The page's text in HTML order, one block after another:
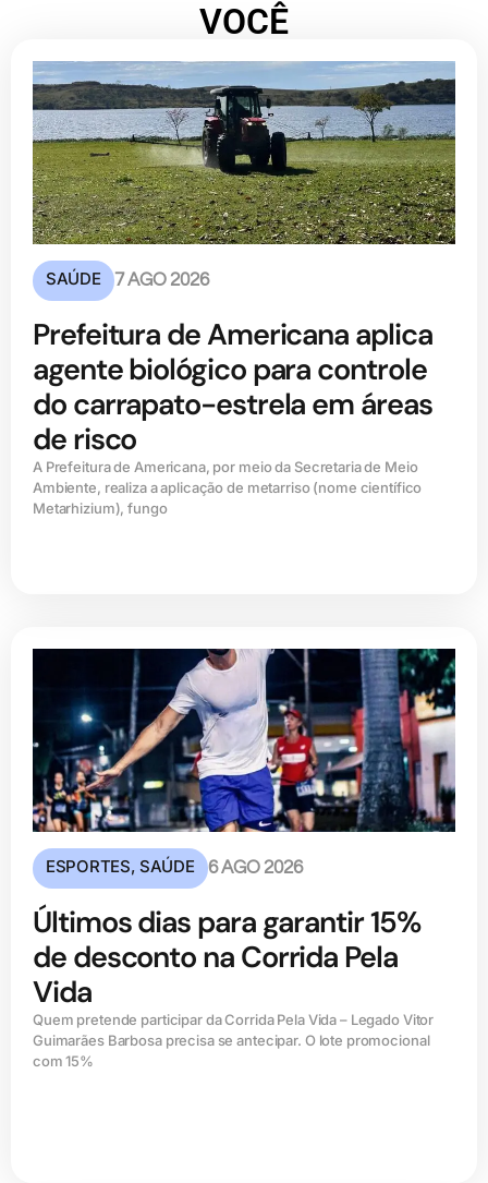
VOCÊ
SAÚDE 7 AGO 2026
Prefeitura de Americana aplica
agente biológico para controle
do carrapato-estrela em áreas
de risco
A Prefeitura de Americana, por meio da Secretaria de Meio
Ambiente, realiza a aplicação de metarriso (nome científico
Metarhizium), fungo
ESPORTES,SAÚDE 6 AGO 2026
Últimos dias para garantir 15%
de desconto na Corrida Pela
Vida
Quem pretende participar da Corrida Pela Vida – Legado Vitor
Guimarães Barbosa precisa se antecipar. O lote promocional
com 15%